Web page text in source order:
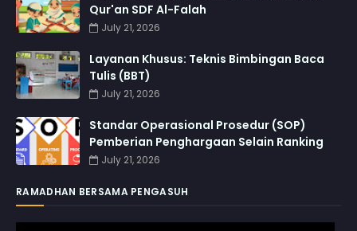
Qur'an SDF Al-Falah
July 21, 2026
Layanan Khusus: Teknis Bimbingan Baca
Tulis (BBT)
July 21, 2026
Standar Operasional Prosedur (SOP)
Pemberian Penghargaan Selain Ranking
July 21, 2026
RAMADHAN BERSAMA PENGASUH